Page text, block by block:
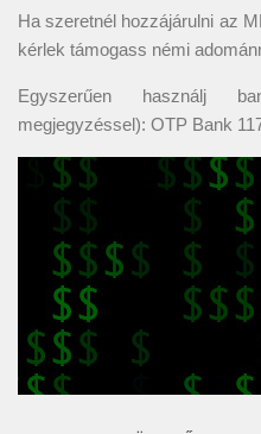
Ha szeretnél hozzájárulni az
kérlek támogass némi
Egyszerűen használj
megjegyzéssel): OTP Bank